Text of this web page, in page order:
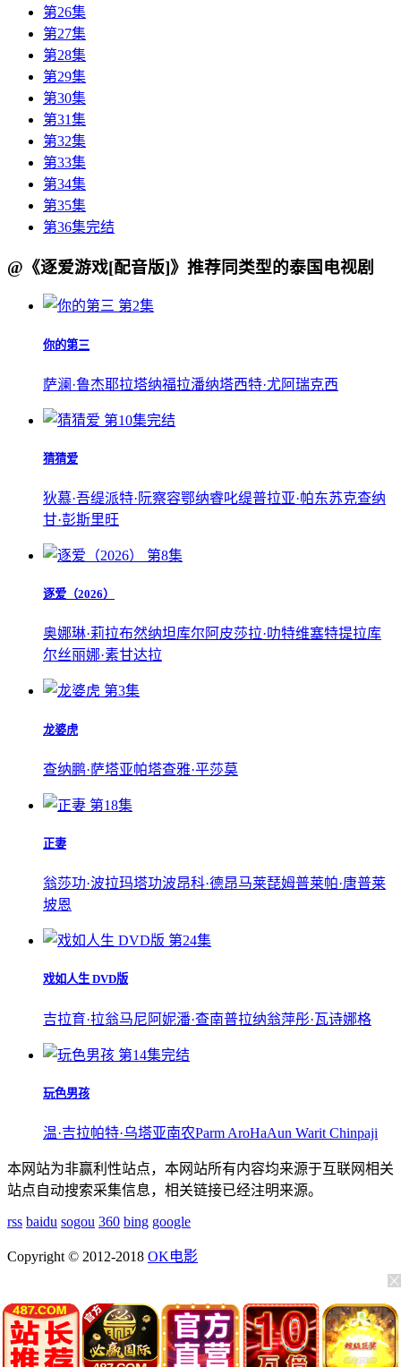
第26集
第27集
第28集
第29集
第30集
第31集
第32集
第33集
第34集
第35集
第36集完结
@《逐爱游戏[配音版]》推荐同类型的泰国电视剧
第2集
你的第三
萨澜·鲁杰耶拉塔纳福拉潘纳塔西特·尤阿瑞克西
第10集完结
猜猜爱
狄慕·吾缇派特·阮察容鄂纳睿叱缇普拉亚·帕东苏克查纳
甘·彭斯里旺
第8集
逐爱（2026）
奥娜琳·莉拉布然纳坦库尔 阿皮莎拉·叻特维塞特提拉库
尔丝丽娜·素甘达拉
第3集
龙婆虎
查纳鹏·萨塔亚帕塔查雅·平莎莫
第18集
正妻
翁莎功·波拉玛塔功波昂科·德昂马莱琵姆普莱帕·唐普莱
坡恩
第24集
戏如人生 DVD版
吉拉育·拉翁马尼 阿妮潘·查南普拉纳翁萍彤·瓦诗娜格
第14集完结
玩色男孩
温·吉拉帕特·乌塔亚南农Parm AroHaAun Warit Chinpaji
本网站为非赢利性站点，本网站所有内容均来源于互联网相关
站点自动搜索采集信息，相关链接已经注明来源。
rss baidu sogou 360 bing google
Copyright © 2012-2018 OK电影